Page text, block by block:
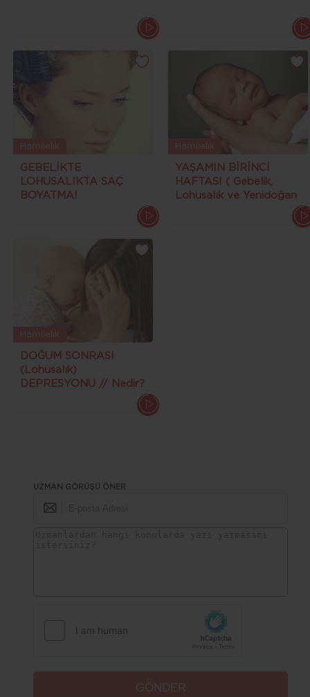
GEBELİKTE
LOHUSALIKTA SAÇ
BOYATMA!
YAŞAMIN BİRİNCİ
HAFTASI ( Gebelik,
Lohusalık ve Yenidoğan
DOĞUM SONRASI
(Lohusalık)
DEPRESYONU // Nedir?
UZMAN GÖRÜŞÜ ÖNER